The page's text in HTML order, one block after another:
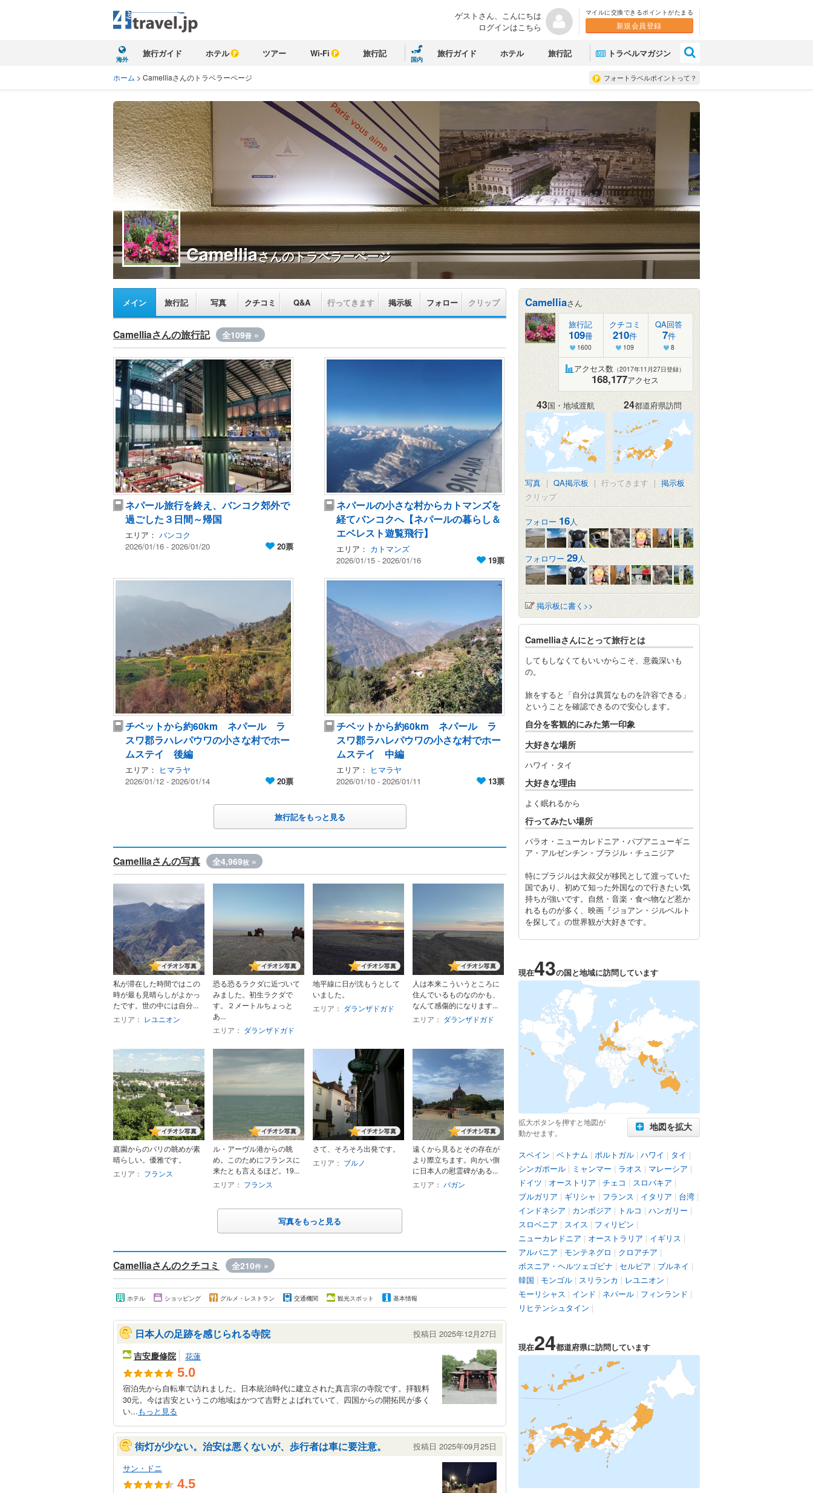
ゲストさん、こんにちは
ログインはこちら
マイルに交換できるポイントがたまる
新規会員登録
海外
旅行ガイド ホテル ツアー Wi-Fi 旅行記
国内
旅行ガイド ホテル 旅行記 トラベルマガジン
フォートラベルポイントって？
ホーム > Camelliaさんのトラベラーページ
Camelliaさんのトラベラーページ
メイン 旅行記 写真 クチコミ Q&A 行ってきます 掲示板 フォロー クリップ
Camelliaさんの旅行記 全109冊 »
ネパール旅行を終え、バンコク郊外で
過ごした３日間～帰国
エリア： バンコク
2026/01/16 - 2026/01/20
20票
ネパールの小さな村からカトマンズを
経てバンコクへ【ネパールの暮らし＆
エベレスト遊覧飛行】
エリア： カトマンズ
2026/01/15 - 2026/01/16
19票
チベットから約60km ネパール ラ
スワ郡ラハレパウワの小さな村でホー
ムステイ 後編
エリア： ヒマラヤ
2026/01/12 - 2026/01/14
20票
チベットから約60km ネパール ラ
スワ郡ラハレパウワの小さな村でホー
ムステイ 中編
エリア： ヒマラヤ
2026/01/10 - 2026/01/11
13票
旅行記をもっと見る
Camelliaさんの写真 全4,969枚 »
私が滞在した時間ではこの
時が最も見晴らしがよかっ
たです。世の中には自分...
エリア： レユニオン
恐る恐るラクダに近づいて
みました。初生ラクダで
す。２メートルちょっと
あ...
エリア： ダランザドガド
地平線に日が沈もうとして
いました。
エリア： ダランザドガド
人は本来こういうところに
住んでいるものなのかも、
なんて感傷的になります...
エリア： ダランザドガド
庭園からのパリの眺めが素
晴らしい。優雅です。
エリア： フランス
ル・アーヴル港からの眺
め。このためにフランスに
来たとも言えるほど。19...
エリア： フランス
さて、そろそろ出発です。
エリア： ブルノ
遠くから見るとその存在が
より際立ちます。向かい側
に日本人の慰霊碑がある...
エリア： バガン
写真をもっと見る
Camelliaさんのクチコミ 全210件 »
ホテル ショッピング グルメ・レストラン 交通機関 観光スポット 基本情報
日本人の足跡を感じられる寺院 投稿日 2025年12月27日
吉安慶修院 花蓮
5.0
宿泊先から自転車で訪れました。日本統治時代に建立された真言宗の寺院です。拝観料
30元。今は吉安というこの地域はかつて吉野とよばれていて、四国からの開拓民が多く
い...もっと見る
街灯が少ない。治安は悪くないが、歩行者は車に要注意。
投稿日 2025年09月25日
サン・ドニ
4.5
Camelliaさん
旅行記
109冊
1600
クチコミ
210件
109
QA回答
7件
8
アクセス数 （2017年11月27日登録）
168,177アクセス
43国・地域渡航 24都道府県訪問
写真 | QA掲示板 | 行ってきます | 掲示板
クリップ
フォロー 16人
フォロワー 29人
掲示板に書く>>
Camelliaさんにとって旅行とは
してもしなくてもいいからこそ、意義深いも
の。
旅をすると「自分は異質なものを許容できる」
ということを確認できるので安心します。
自分を客観的にみた第一印象
大好きな場所
ハワイ・タイ
大好きな理由
よく眠れるから
行ってみたい場所
パラオ・ニューカレドニア・パプアニューギニ
ア・アルゼンチン・ブラジル・チュニジア
特にブラジルは大叔父が移民として渡っていた
国であり、初めて知った外国なので行きたい気
持ちが強いです。自然・音楽・食べ物など惹か
れるものが多く、映画『ジョアン・ジルベルト
を探して』の世界観が大好きです。
現在43の国と地域に訪問しています
拡大ボタンを押すと地図が
動かせます。
地図を拡大
スペイン | ベトナム | ポルトガル | ハワイ | タイ |
シンガポール | ミャンマー | ラオス | マレーシア |
ドイツ | オーストリア | チェコ | スロバキア |
ブルガリア | ギリシャ | フランス | イタリア | 台湾 |
インドネシア | カンボジア | トルコ | ハンガリー |
スロベニア | スイス | フィリピン |
ニューカレドニア | オーストラリア | イギリス |
アルバニア | モンテネグロ | クロアチア |
ボスニア・ヘルツェゴビナ | セルビア | ブルネイ |
韓国 | モンゴル | スリランカ | レユニオン |
モーリシャス | インド | ネパール | フィンランド |
リヒテンシュタイン |
現在24都道府県に訪問しています